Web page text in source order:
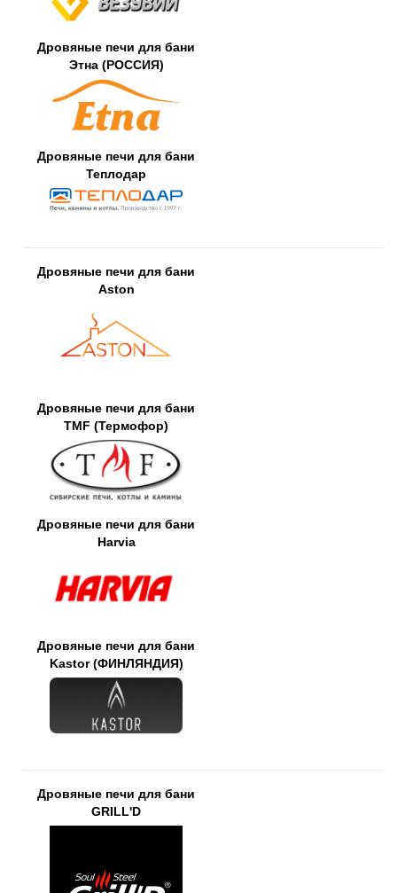
Дровяные печи для бани
Этна (РОССИЯ)
Дровяные печи для бани
Теплодар
Дровяные печи для бани
Aston
Дровяные печи для бани
TMF (Термофор)
Дровяные печи для бани
Harvia
Дровяные печи для бани
Kastor (ФИНЛЯНДИЯ)
Дровяные печи для бани
GRILL'D